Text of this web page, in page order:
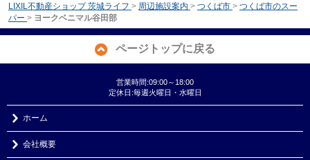
LIXIL不動産ショップ 茨城ライフ > 周辺施設案内 > つくば市 > つくば市のスー
パー > ヨークベニマル谷田部
ページトップに戻る
営業時間:09:00～18:00
定休日:毎週火曜日・水曜日
ホーム
会社概要